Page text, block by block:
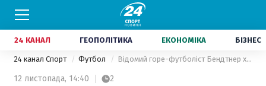
24 КАНАЛ ГЕОПОЛІТИКА ЕКОНОМІКА БІЗНЕС
24 канал Спорт Футбол Відомий горе-футболіст Бендтнер хотів грати в "Динамо"
12 листопада, 14:40 2